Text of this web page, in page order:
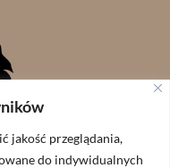
jakość przeglądania,
do indywidualnych